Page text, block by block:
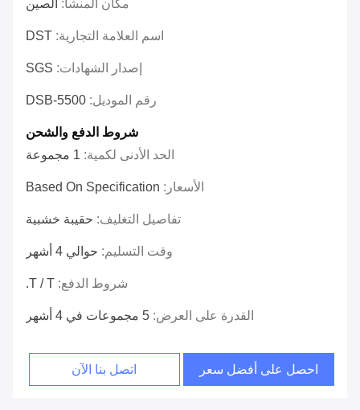
مكان المنشأ: الصين
اسم العلامة التجارية: DST
إصدار الشهادات: SGS
رقم الموديل: DSB-5500
شروط الدفع والشحن
الحد الأدنى لكمية: 1 مجموعة
الأسعار: Based On Specification
تفاصيل التغليف: حقيبة خشبية
وقت التسليم: حوالي 4 أشهر
شروط الدفع: T / T.
القدرة على العرض: 5 مجموعات في 4 أشهر
احصل على أفضل سعر اتصل بنا الآن